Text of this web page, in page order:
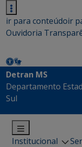
ir para conteúdoir
Ouvidoria
Detran MS
Departamento
Sul
Institucional